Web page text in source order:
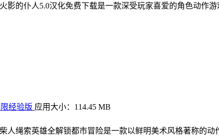
影的仆人5.0汉化免费下载是一款深受玩家喜爱的角色动作
经验版 应用大小：114.45 MB
人绳索英雄全解锁都市冒险是一款以鲜明美术风格著称的